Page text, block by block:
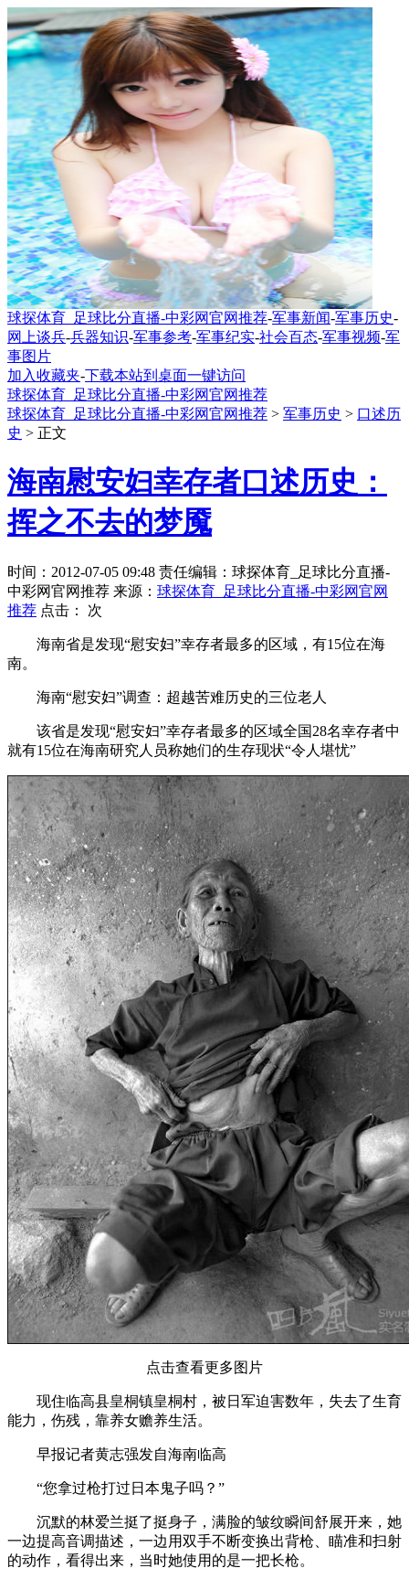
球探体育_足球比分直播-中彩网官网推荐-军事新闻-军事历史-
网上谈兵-兵器知识-军事参考-军事纪实-社会百态-军事视频-军
事图片
加入收藏夹-下载本站到桌面一键访问
球探体育_足球比分直播-中彩网官网推荐
球探体育_足球比分直播-中彩网官网推荐 > 军事历史 > 口述历
史 > 正文
海南慰安妇幸存者口述历史：
挥之不去的梦魇
时间：2012-07-05 09:48 责任编辑：球探体育_足球比分直播-
中彩网官网推荐 来源： 球探体育_足球比分直播-中彩网官网
推荐 点击： 次
海南省是发现“慰安妇”幸存者最多的区域，有15位在海
南。
海南“慰安妇”调查：超越苦难历史的三位老人
该省是发现“慰安妇”幸存者最多的区域全国28名幸存者中
就有15位在海南研究人员称她们的生存现状“令人堪忧”
点击查看更多图片
现住临高县皇桐镇皇桐村，被日军迫害数年，失去了生育
能力，伤残，靠养女赡养生活。
早报记者黄志强发自海南临高
“您拿过枪打过日本鬼子吗？”
沉默的林爱兰挺了挺身子，满脸的皱纹瞬间舒展开来，她
一边提高音调描述，一边用双手不断变换出背枪、瞄准和扫射
的动作，看得出来，当时她使用的是一把长枪。